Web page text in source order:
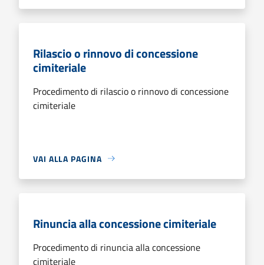
Rilascio o rinnovo di concessione
cimiteriale
Procedimento di rilascio o rinnovo di concessione
cimiteriale
VAI ALLA PAGINA
Rinuncia alla concessione cimiteriale
Procedimento di rinuncia alla concessione
cimiteriale